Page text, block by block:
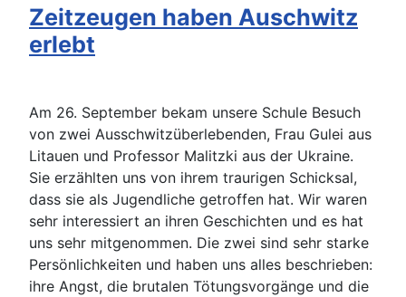
Zeitzeugen haben Auschwitz
erlebt
Am 26. September bekam unsere Schule Besuch
von zwei Ausschwitzüberlebenden, Frau Gulei aus
Litauen und Professor Malitzki aus der Ukraine.
Sie erzählten uns von ihrem traurigen Schicksal,
dass sie als Jugendliche getroffen hat. Wir waren
sehr interessiert an ihren Geschichten und es hat
uns sehr mitgenommen. Die zwei sind sehr starke
Persönlichkeiten und haben uns alles beschrieben:
ihre Angst, die brutalen Tötungsvorgänge und die